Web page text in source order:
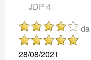
JDP 4
da
28/08/2021